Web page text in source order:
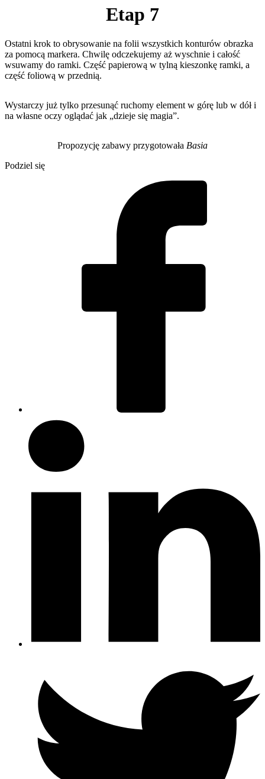
Etap 7
Ostatni krok to obrysowanie na folii wszystkich konturów obrazka
za pomocą markera. Chwilę odczekujemy aż wyschnie i całość
wsuwamy do ramki. Część papierową w tylną kieszonkę ramki, a
część foliową w przednią.
Wystarczy już tylko przesunąć ruchomy element w górę lub w dół i
na własne oczy oglądać jak „dzieje się magia”.
Propozycję zabawy przygotowała Basia
Podziel się